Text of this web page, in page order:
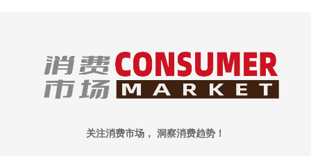
关注消费市场， 洞察消费趋势！